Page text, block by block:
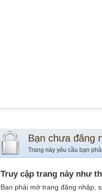
Bạn chưa đăng
Trang này yêu cầu bạn
Truy cập trang này như
Bạn phải mở trang đăng nhập,